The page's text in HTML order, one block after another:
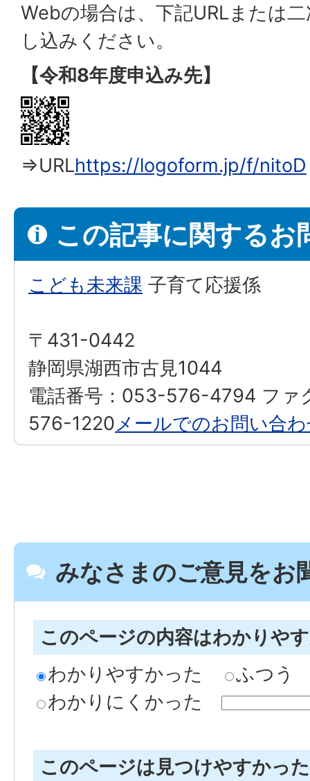
Webの場合は、下記URLまたは
し込みください。
【令和8年度申込み先】
⇒URLhttps://logoform.jp/f/nitoD
この記事に関するお
こども未来課 子育て応援係
〒431-0442
静岡県湖西市古見1044
電話番号：053-576-4794 ファ
576-1220メールでのお問い合
みなさまのご意見をお
このページの内容はわかりや
わかりやすかった
ふつう
わかりにくかった
このページは見つけやすかっ